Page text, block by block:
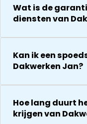
Wat is de
diensten van
Kan ik een
Dakwerken Jan?
Hoe lang duurt
krijgen van